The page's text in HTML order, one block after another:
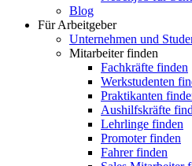
Blog
Für Arbeitgeber
Unternehmen und
Mitarbeiter finden
Fachkräfte finden
Werkstudenten
Praktikanten
Aushilfskräfte
Lehrlinge finden
Promoter finden
Fahrer finden